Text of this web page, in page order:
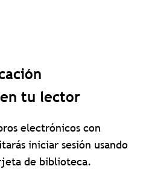
tu lector
electrónicos con
iniciar sesión usando
de biblioteca.